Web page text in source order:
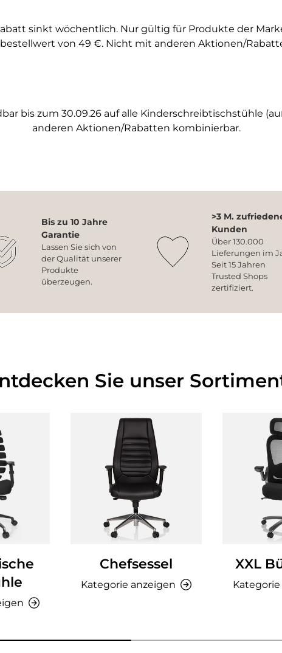
sinkt wöchentlich. Nur gültig für Produkte der
von 49 €. Nicht mit anderen Aktionen/
bis zum 30.09.26 auf alle Kinderschreibtischstühle
anderen Aktionen/Rabatten kombinierbar.
Bis zu 10 Jahre
Garantie
Lassen Sie sich von
der Qualität unserer
Produkte
überzeugen.
>3 M.
Kunden
Über 130.000
Lieferungen im
Seit 15 Jahren
Trusted Shops
zertifiziert.
Sie unser
Chefsessel
Kategorie anzeigen
XXL